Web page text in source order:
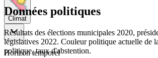
Climat
Horizon temporel
Données politiques
Résultats des élections municipales 2020,
législatives 2022. Couleur politique actuelle de
politique, taux d'abstention.